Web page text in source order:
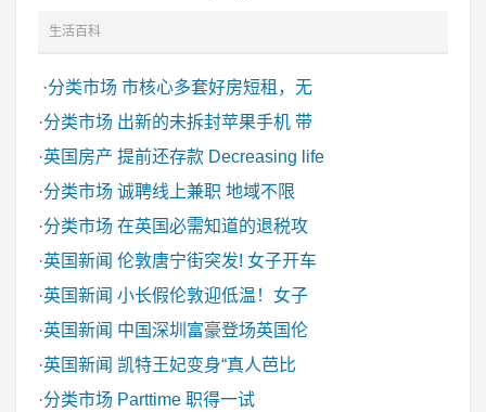
生活百科
·分类市场 市核心多套好房短租，无
·分类市场 出新的未拆封苹果手机 带
·英国房产 提前还存款 Decreasing life
·分类市场 诚聘线上兼职 地域不限
·分类市场 在英国必需知道的退税攻
·英国新闻 伦敦唐宁街突发! 女子开车
·英国新闻 小长假伦敦迎低温！女子
·英国新闻 中国深圳富豪登场英国伦
·英国新闻 凯特王妃变身“真人芭比
·分类市场 Parttime 职得一试